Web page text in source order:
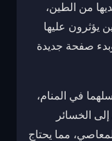
من الطين،
يؤثرون عليها
صفحة جديدة
في المنام،
الخسائر
مما يحتاج